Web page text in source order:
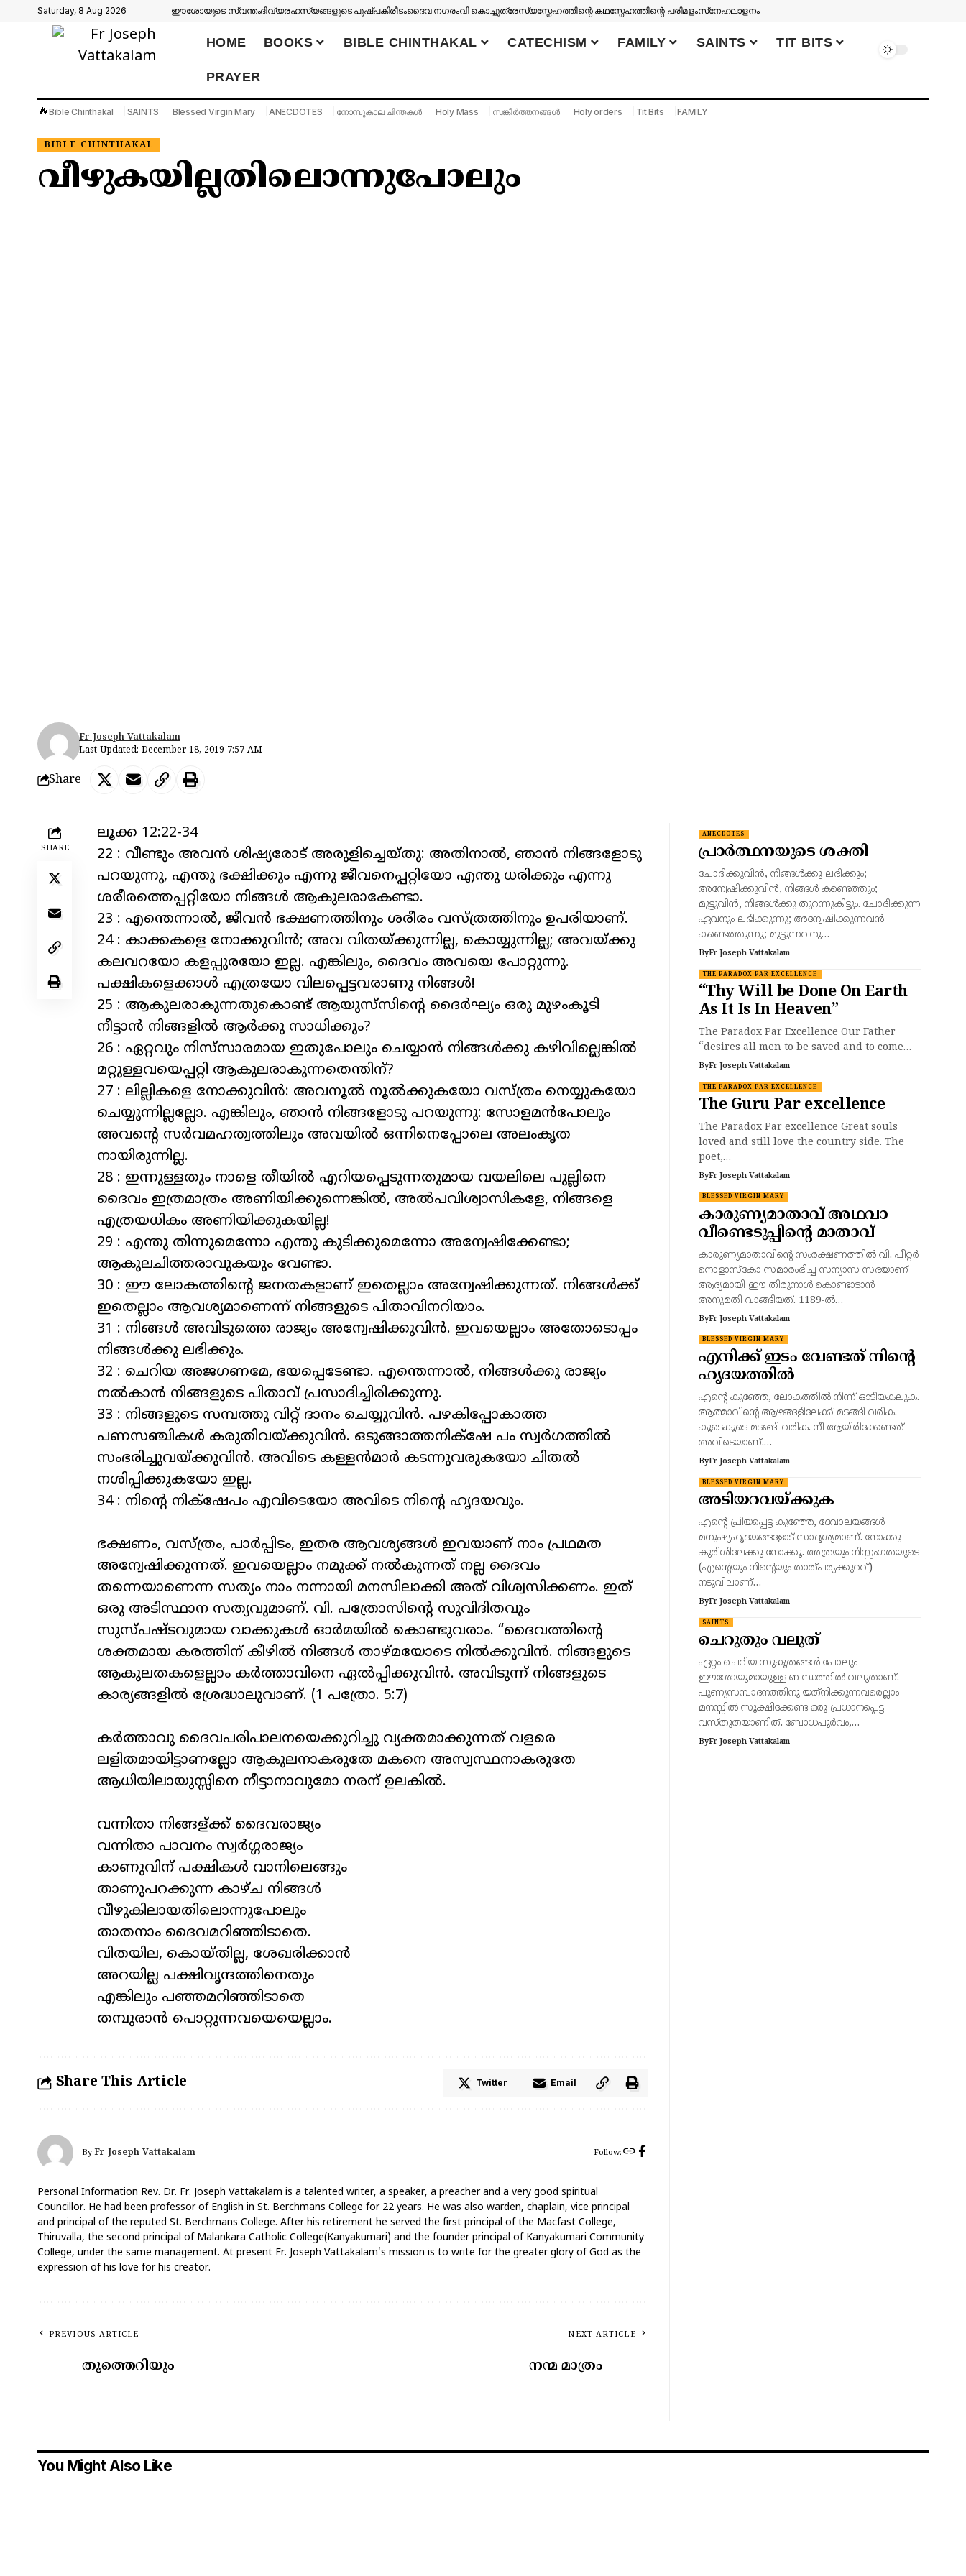
Saturday, 8 Aug 2026 ഈശോയുടെ സ്വന്തംദിവ്യരഹസ്യങ്ങളുടെ പുഷ്പകിരീടംദൈവ നഗരംവി കൊച്ചുത്രേസ്യസ്നേഹത്തിന്റെ കഥസ്നേഹത്തിന്റെ പരിമളംസ്‌നേഹലാളനം
HOME BOOKS BIBLE CHINTHAKAL CATECHISM FAMILY SAINTS TIT BITS
PRAYER
🔥 Bible Chinthakal SAINTS Blessed Virgin Mary ANECDOTES നോമ്പുകാല ചിന്തകൾ Holy Mass സങ്കീർത്തനങ്ങൾ Holy orders Tit Bits FAMILY
BIBLE CHINTHAKAL
വീഴുകയില്ലതിലൊന്നുപോലും
Last Updated: December 18, 2019 7:57 AM
Fr Joseph Vattakalam
Share
SHARE
ലൂക്ക 12:22-34
22 : വീണ്ടും അവന്‍ ശിഷ്യരോട് അരുളിച്ചെയ്തു: അതിനാല്‍, ഞാന്‍ നിങ്ങളോടു
പറയുന്നു, എന്തു ഭക്ഷിക്കും എന്നു ജീവനെപ്പറ്റിയോ എന്തു ധരിക്കും എന്നു
ശരീരത്തെപ്പറ്റിയോ നിങ്ങള്‍ ആകുലരാകേണ്ടാ.
23 : എന്തെന്നാല്‍, ജീവന്‍ ഭക്ഷണത്തിനും ശരീരം വസ്ത്രത്തിനും ഉപരിയാണ്.
24 : കാക്കകളെ നോക്കുവിന്‍; അവ വിതയ്ക്കുന്നില്ല, കൊയ്യുന്നില്ല; അവയ്ക്കു
കലവറയോ കളപ്പുരയോ ഇല്ല. എങ്കിലും, ദൈവം അവയെ പോറ്റുന്നു.
പക്ഷികളെക്കാള്‍ എത്രയോ വിലപ്പെട്ടവരാണു നിങ്ങള്‍!
25 : ആകുലരാകുന്നതുകൊണ്ട് ആയുസ്‌സിന്റെ ദൈര്‍ഘ്യം ഒരു മുഴംകൂടി
നീട്ടാന്‍ നിങ്ങളില്‍ ആര്‍ക്കു സാധിക്കും?
26 : ഏറ്റവും നിസ്‌സാരമായ ഇതുപോലും ചെയ്യാന്‍ നിങ്ങള്‍ക്കു കഴിവില്ലെങ്കില്‍
മറ്റുള്ളവയെപ്പറ്റി ആകുലരാകുന്നതെന്തിന്?
27 : ലില്ലികളെ നോക്കുവിന്‍: അവനൂല്‍ നൂല്‍ക്കുകയോ വസ്ത്രം നെയ്യുകയോ
ചെയ്യുന്നില്ലല്ലോ. എങ്കിലും, ഞാന്‍ നിങ്ങളോടു പറയുന്നു: സോളമന്‍പോലും
അവന്റെ സര്‍വമഹത്വത്തിലും അവയില്‍ ഒന്നിനെപ്പോലെ അലംകൃത
നായിരുന്നില്ല.
28 : ഇന്നുള്ളതും നാളെ തീയില്‍ എറിയപ്പെടുന്നതുമായ വയലിലെ പുല്ലിനെ
ദൈവം ഇത്രമാത്രം അണിയിക്കുന്നെങ്കില്‍, അല്‍പവിശ്വാസികളേ, നിങ്ങളെ
എത്രയധികം അണിയിക്കുകയില്ല!
29 : എന്തു തിന്നുമെന്നോ എന്തു കുടിക്കുമെന്നോ അന്വേഷിക്കേണ്ടാ;
ആകുലചിത്തരാവുകയും വേണ്ടാ.
30 : ഈ ലോകത്തിന്റെ ജനതകളാണ് ഇതെല്ലാം അന്വേഷിക്കുന്നത്. നിങ്ങള്‍ക്ക്
ഇതെല്ലാം ആവശ്യമാണെന്ന് നിങ്ങളുടെ പിതാവിനറിയാം.
31 : നിങ്ങള്‍ അവിടുത്തെ രാജ്യം അന്വേഷിക്കുവിന്‍. ഇവയെല്ലാം അതോടൊപ്പം
നിങ്ങള്‍ക്കു ലഭിക്കും.
32 : ചെറിയ അജഗണമേ, ഭയപ്പെടേണ്ടാ. എന്തെന്നാല്‍, നിങ്ങള്‍ക്കു രാജ്യം
നല്‍കാന്‍ നിങ്ങളുടെ പിതാവ് പ്രസാദിച്ചിരിക്കുന്നു.
33 : നിങ്ങളുടെ സമ്പത്തു വിറ്റ് ദാനം ചെയ്യുവിന്‍. പഴകിപ്പോകാത്ത
പണസഞ്ചികള്‍ കരുതിവയ്ക്കുവിന്‍. ഒടുങ്ങാത്തനിക്‌ഷേ പം സ്വര്‍ഗത്തില്‍
സംഭരിച്ചുവയ്ക്കുവിന്‍. അവിടെ കള്ളന്‍മാര്‍ കടന്നുവരുകയോ ചിതല്‍
നശിപ്പിക്കുകയോ ഇല്ല.
34 : നിന്റെ നിക്‌ഷേപം എവിടെയോ അവിടെ നിന്റെ ഹൃദയവും.
ഭക്ഷണം, വസ്ത്രം, പാർപ്പിടം, ഇതര ആവശ്യങ്ങൾ ഇവയാണ് നാം പ്രഥമത
അന്വേഷിക്കുന്നത്. ഇവയെല്ലാം നമുക്ക് നൽകുന്നത് നല്ല ദൈവം
തന്നെയാണെന്ന സത്യം നാം നന്നായി മനസിലാക്കി അത് വിശ്വസിക്കണം. ഇത്
ഒരു അടിസ്ഥാന സത്യവുമാണ്. വി. പത്രോസിന്റെ സുവിദിതവും
സുസ്പഷ്ടവുമായ വാക്കുകൾ ഓർമയിൽ കൊണ്ടുവരാം. “ദൈവത്തിന്റെ
ശക്തമായ കരത്തിന് കീഴിൽ നിങ്ങൾ താഴ്മയോടെ നിൽക്കുവിൻ. നിങ്ങളുടെ
ആകുലതകളെല്ലാം കർത്താവിനെ ഏൽപ്പിക്കുവിൻ. അവിടുന്ന് നിങ്ങളുടെ
കാര്യങ്ങളിൽ ശ്രേദ്ധാലുവാണ്. (1 പത്രോ. 5:7)
കർത്താവു ദൈവപരിപാലനയെക്കുറിച്ചു വ്യക്തമാക്കുന്നത് വളരെ
ലളിതമായിട്ടാണല്ലോ ആകുലനാകരുതേ മകനെ അസ്വസ്ഥനാകരുതേ
ആധിയിലായുസ്സിനെ നീട്ടാനാവുമോ നരന് ഉലകിൽ.
വന്നിതാ നിങ്ങള്ക്ക് ദൈവരാജ്യം
വന്നിതാ പാവനം സ്വർഗ്ഗരാജ്യം
കാണുവിന് പക്ഷികൾ വാനിലെങ്ങും
താണുപറക്കുന്ന കാഴ്ച നിങ്ങൾ
വീഴുകിലായതിലൊന്നുപോലും
താതനാം ദൈവമറിഞ്ഞിടാതെ.
വിതയില, കൊയ്തില്ല, ശേഖരിക്കാൻ
അറയില്ല പക്ഷിവൃന്ദത്തിനെതും
എങ്കിലും പഞ്ഞമറിഞ്ഞിടാതെ
തമ്പുരാൻ പൊറ്റുന്നവയെയെല്ലാം.
Share This Article Twitter Email
By Fr Joseph Vattakalam Follow:
Personal Information Rev. Dr. Fr. Joseph Vattakalam is a talented writer, a speaker, a preacher and a very good spiritual
Councillor. He had been professor of English in St. Berchmans College for 22 years. He was also warden, chaplain, vice principal
and principal of the reputed St. Berchmans College. After his retirement he served the first principal of the Macfast College,
Thiruvalla, the second principal of Malankara Catholic College(Kanyakumari) and the founder principal of Kanyakumari Community
College, under the same management. At present Fr. Joseph Vattakalam's mission is to write for the greater glory of God as the
expression of his love for his creator.
PREVIOUS ARTICLE
തൂത്തെറിയും
NEXT ARTICLE
നന്മ മാത്രം
ANECDOTES
പ്രാർത്ഥനയുടെ ശക്തി
ചോദിക്കുവിന്‍, നിങ്ങള്‍ക്കു ലഭിക്കും;
അന്വേഷിക്കുവിന്‍, നിങ്ങള്‍ കണ്ടെത്തും;
മുട്ടുവിന്‍, നിങ്ങള്‍ക്കു തുറന്നുകിട്ടും. ചോദിക്കുന്ന
ഏവനും ലഭിക്കുന്നു; അന്വേഷിക്കുന്നവന്‍
കണ്ടെത്തുന്നു; മുട്ടുന്നവനു…
ByFr Joseph Vattakalam
THE PARADOX PAR EXCELLENCE
“Thy Will be Done On Earth
As It Is In Heaven”
The Paradox Par Excellence Our Father
“desires all men to be saved and to come…
ByFr Joseph Vattakalam
THE PARADOX PAR EXCELLENCE
The Guru Par excellence
The Paradox Par excellence Great souls
loved and still love the country side. The
poet,…
ByFr Joseph Vattakalam
BLESSED VIRGIN MARY
കാരുണ്യമാതാവ് അഥവാ
വീണ്ടെടുപ്പിന്റെ മാതാവ്
കാരുണ്യമാതാവിന്റെ സംരക്ഷണത്തിൽ വി. പീറ്റർ
നൊളാസ്കോ സമാരംഭിച്ച സന്യാസ സഭയാണ്
ആദ്യമായി ഈ തിരുനാൾ കൊണ്ടാടാൻ
അനുമതി വാങ്ങിയത്. 1189-ൽ…
ByFr Joseph Vattakalam
BLESSED VIRGIN MARY
എനിക്ക് ഇടം വേണ്ടത് നിന്റെ
ഹൃദയത്തിൽ
എന്റെ കുഞ്ഞേ, ലോകത്തിൽ നിന്ന് ഓടിയകലുക.
ആത്മാവിന്റെ ആഴങ്ങളിലേക്ക് മടങ്ങി വരിക.
കൂടെകൂടെ മടങ്ങി വരിക. നീ ആയിരിക്കേണ്ടത്
അവിടെയാണ്.…
ByFr Joseph Vattakalam
BLESSED VIRGIN MARY
അടിയറവയ്ക്കുക
എന്റെ പ്രിയപ്പെട്ട കുഞ്ഞേ, ദേവാലയങ്ങൾ
മനുഷ്യഹൃദയങ്ങളോട് സാദൃശ്യമാണ്. നോക്കു
കുരിശിലേക്കു നോക്കൂ. അത്രയും നിസ്സംഗതയുടെ
(എന്റെയും നിന്റെയും താത്പര്യക്കുറവ്)
നടുവിലാണ്…
ByFr Joseph Vattakalam
SAINTS
ചെറുതും വലുത്
ഏറ്റം ചെറിയ സുകൃതങ്ങൾ പോലും
ഈശോയുമായുള്ള ബന്ധത്തിൽ വലുതാണ്.
പുണ്യസമ്പാദനത്തിനു യത്‌നിക്കുന്നവരെല്ലാം
മനസ്സിൽ സൂക്ഷിക്കേണ്ട ഒരു പ്രധാനപ്പെട്ട
വസ്തുതയാണിത്. ബോധപൂർവം,…
ByFr Joseph Vattakalam
You Might Also Like